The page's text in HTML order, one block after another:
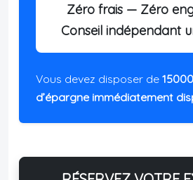
Zéro frais — Zéro
Conseil indépendant
Vous devez disposer de
d’épargne immédiatement